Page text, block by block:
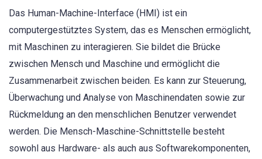
Das Human-Machine-Interface (HMI) ist ein
computergestütztes System, das es Menschen ermöglicht,
mit Maschinen zu interagieren. Sie bildet die Brücke
zwischen Mensch und Maschine und ermöglicht die
Zusammenarbeit zwischen beiden. Es kann zur Steuerung,
Überwachung und Analyse von Maschinendaten sowie zur
Rückmeldung an den menschlichen Benutzer verwendet
werden. Die Mensch-Maschine-Schnittstelle besteht
sowohl aus Hardware- als auch aus Softwarekomponenten,